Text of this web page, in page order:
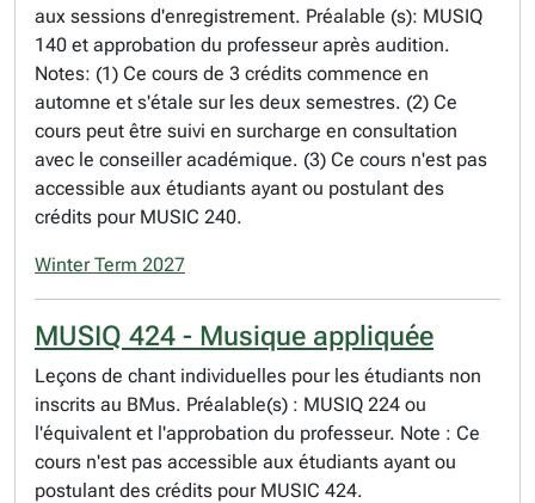
aux sessions d'enregistrement. Préalable (s): MUSIQ
140 et approbation du professeur après audition.
Notes: (1) Ce cours de 3 crédits commence en
automne et s'étale sur les deux semestres. (2) Ce
cours peut être suivi en surcharge en consultation
avec le conseiller académique. (3) Ce cours n'est pas
accessible aux étudiants ayant ou postulant des
crédits pour MUSIC 240.
Winter Term 2027
MUSIQ 424 - Musique appliquée
Leçons de chant individuelles pour les étudiants non
inscrits au BMus. Préalable(s) : MUSIQ 224 ou
l'équivalent et l'approbation du professeur. Note : Ce
cours n'est pas accessible aux étudiants ayant ou
postulant des crédits pour MUSIC 424.